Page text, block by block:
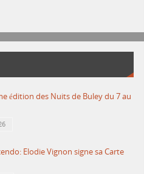
édition des Nuits de Buley du 7 au
Elodie Vignon signe sa Carte